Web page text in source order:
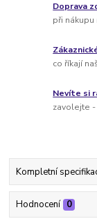
Doprava
při nákupu
co říkají
Nevíte si
zavolejte
Kompletní
Hodnocení 0